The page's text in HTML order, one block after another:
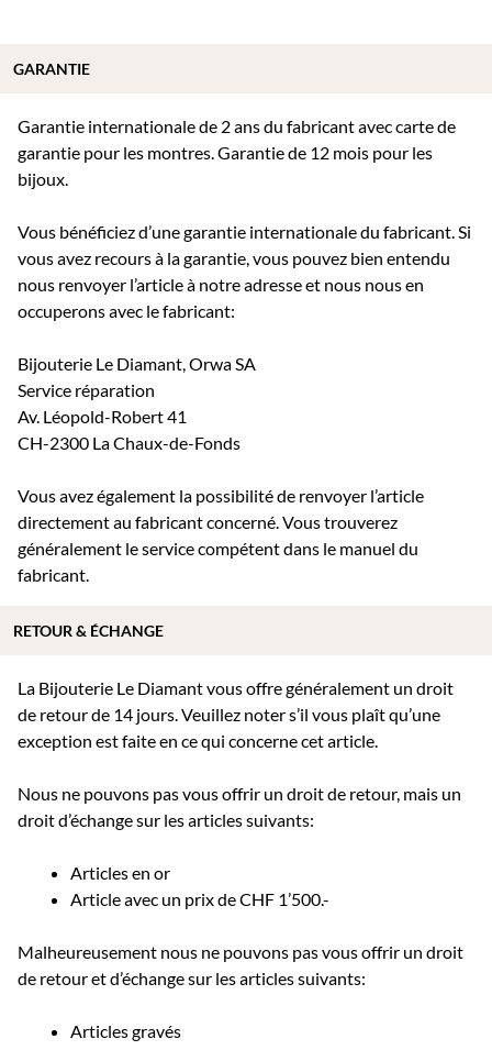
Garantie internationale de 2 ans du fabricant avec carte de
garantie pour les montres. Garantie de 12 mois pour les
bijoux.
Vous bénéficiez d’une garantie internationale du fabricant. Si
vous avez recours à la garantie, vous pouvez bien entendu
nous renvoyer l’article à notre adresse et nous nous en
occuperons avec le fabricant:
Bijouterie Le Diamant, Orwa SA
Service réparation
Av. Léopold-Robert 41
CH-2300 La Chaux-de-Fonds
Vous avez également la possibilité de renvoyer l’article
directement au fabricant concerné. Vous trouverez
généralement le service compétent dans le manuel du
fabricant.
La Bijouterie Le Diamant vous offre généralement un droit
de retour de 14 jours. Veuillez noter s’il vous plaît qu’une
exception est faite en ce qui concerne cet article.
Nous ne pouvons pas vous offrir un droit de retour, mais un
droit d’échange sur les articles suivants:
Articles en or
Article avec un prix de CHF 1’500.-
Malheureusement nous ne pouvons pas vous offrir un droit
de retour et d’échange sur les articles suivants:
Articles gravés
GARANTIE
RETOUR & ÉCHANGE